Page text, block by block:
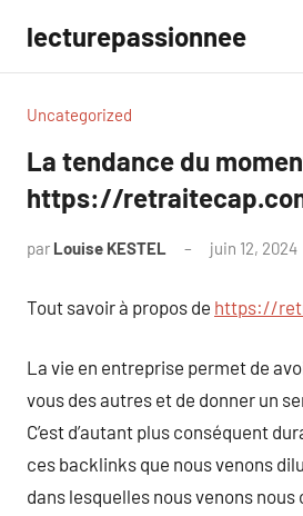
contenu
lecturepassionnee
Uncategorized
La tendance du
https://
par Louise KESTEL juin 12, 2024
Tout savoir à propos de https://
La vie en entreprise permet de
vous des autres et de donner un
C’est d’autant plus conséquent
ces backlinks que nous venons
dans lesquelles nous venons nous